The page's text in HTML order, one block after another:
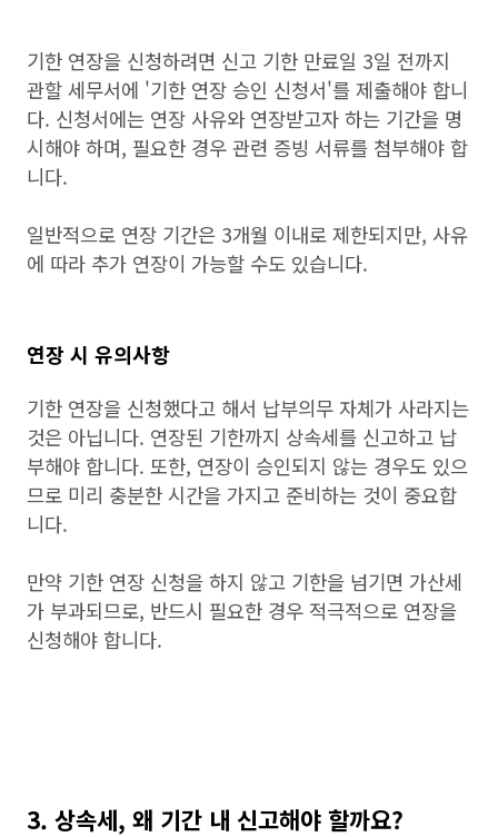
기한 연장을 신청하려면 신고 기한 만료일 3일 전까지
관할 세무서에 '기한 연장 승인 신청서'를 제출해야 합니
다. 신청서에는 연장 사유와 연장받고자 하는 기간을 명
시해야 하며, 필요한 경우 관련 증빙 서류를 첨부해야 합
니다.
일반적으로 연장 기간은 3개월 이내로 제한되지만, 사유
에 따라 추가 연장이 가능할 수도 있습니다.
연장 시 유의사항
기한 연장을 신청했다고 해서 납부의무 자체가 사라지는
것은 아닙니다. 연장된 기한까지 상속세를 신고하고 납
부해야 합니다. 또한, 연장이 승인되지 않는 경우도 있으
므로 미리 충분한 시간을 가지고 준비하는 것이 중요합
니다.
만약 기한 연장 신청을 하지 않고 기한을 넘기면 가산세
가 부과되므로, 반드시 필요한 경우 적극적으로 연장을
신청해야 합니다.
3. 상속세, 왜 기간 내 신고해야 할까요?